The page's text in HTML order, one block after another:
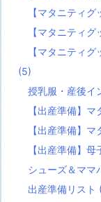
【マタニティ
【マタニティ
【マタニティ
(5)
授乳服・産後イ
【出産準備】
【出産準備】
【出産準備】
シューズ＆ママ
出産準備リスト